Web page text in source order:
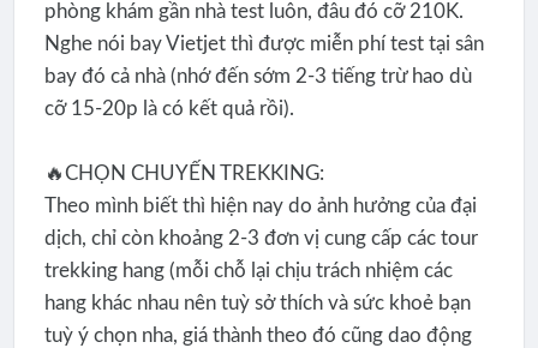
phòng khám gần nhà test luôn, đâu đó cỡ 210K.
Nghe nói bay Vietjet thì được miễn phí test tại sân
bay đó cả nhà (nhớ đến sớm 2-3 tiếng trừ hao dù
cỡ 15-20p là có kết quả rồi).
🔥CHỌN CHUYẾN TREKKING:
Theo mình biết thì hiện nay do ảnh hưởng của đại
dịch, chỉ còn khoảng 2-3 đơn vị cung cấp các tour
trekking hang (mỗi chỗ lại chịu trách nhiệm các
hang khác nhau nên tuỳ sở thích và sức khoẻ bạn
tuỳ ý chọn nha, giá thành theo đó cũng dao động